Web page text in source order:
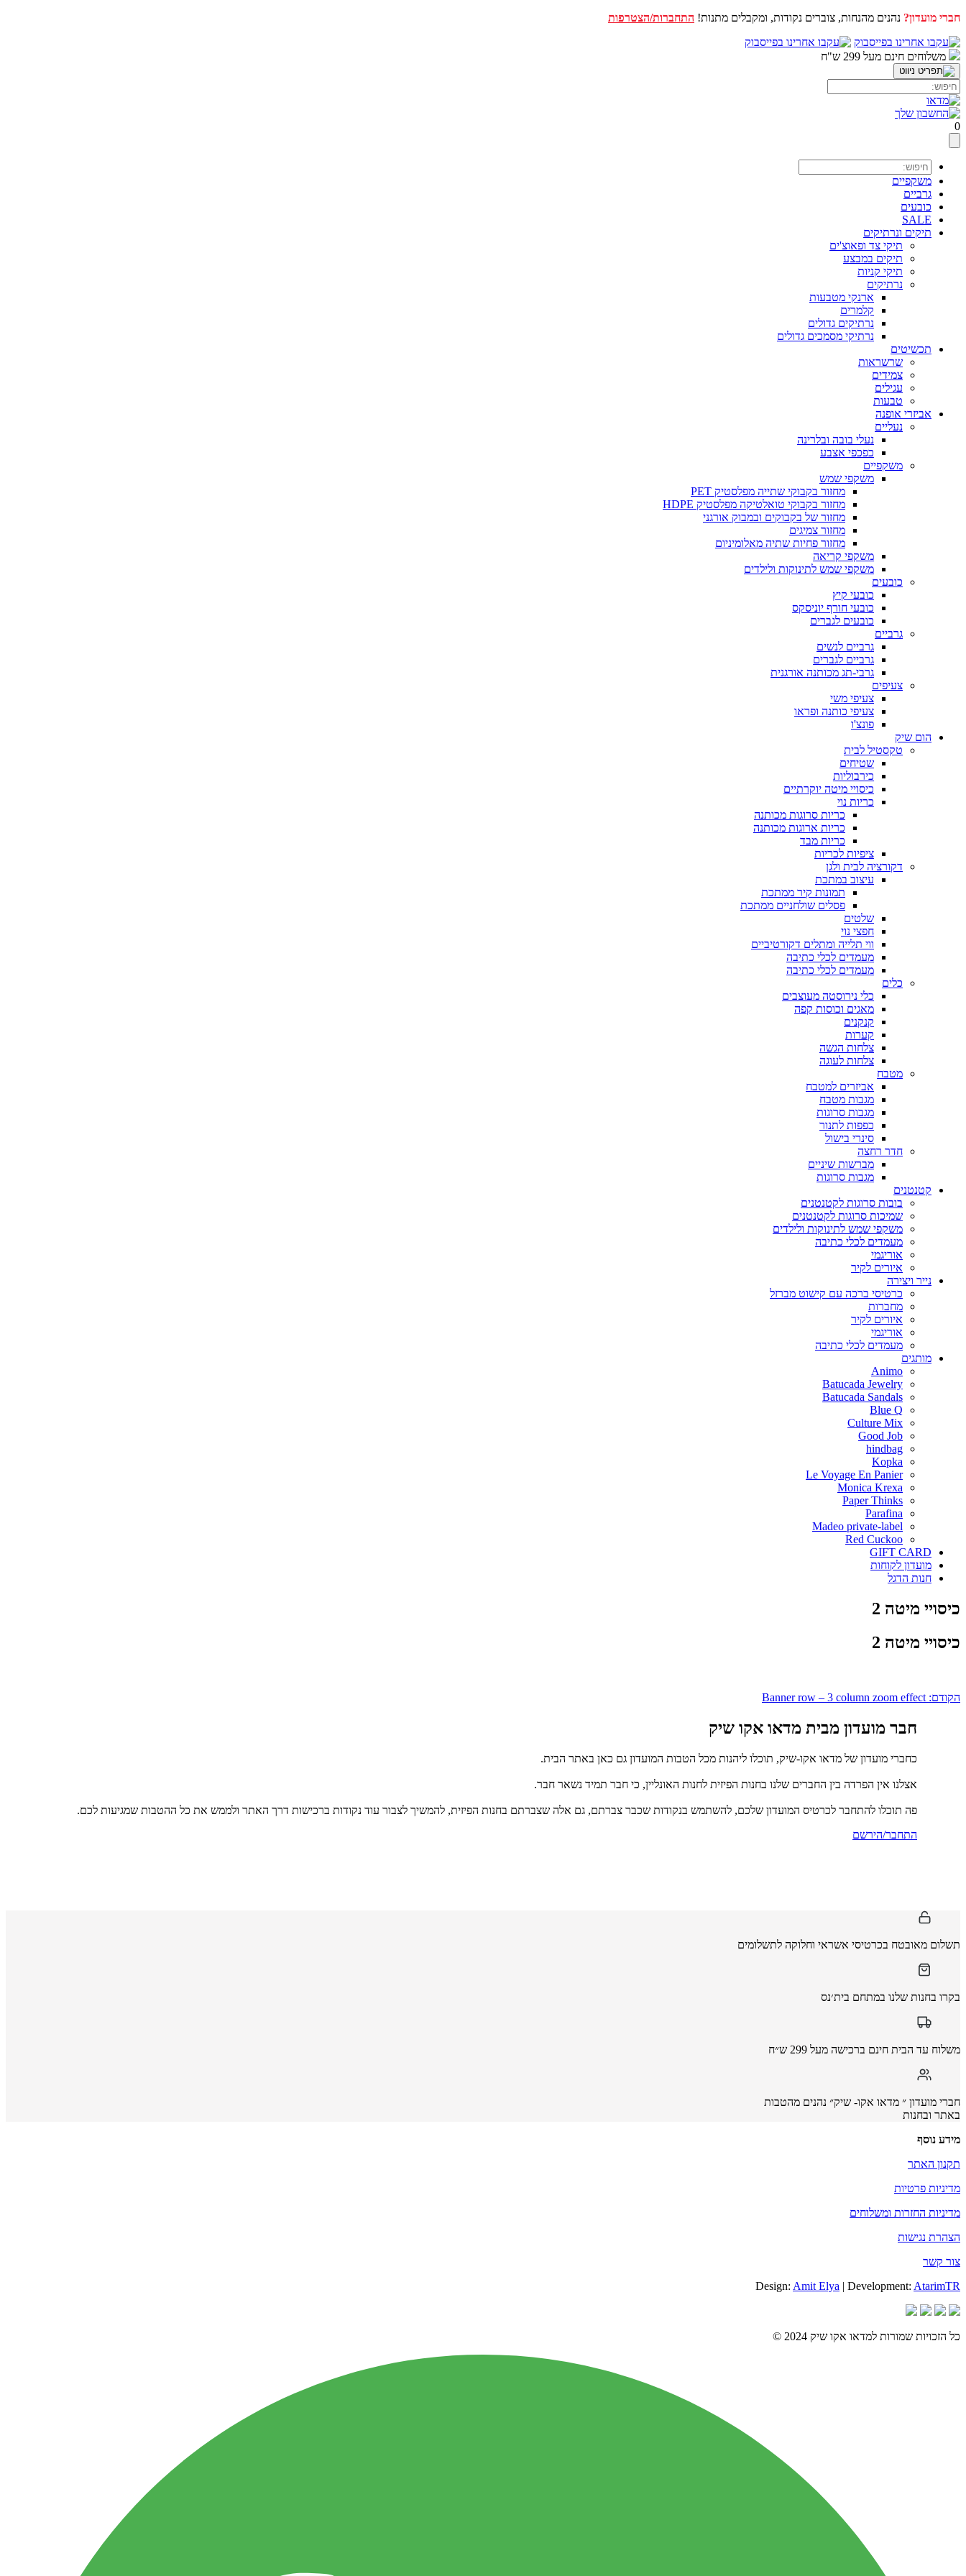
חברי מועדון? נהנים מהנחות, צוברים נקודות, ומקבלים מתנות! התחברות/הצטרפות
דלג
לתוכןמשלוחים חינם מעל 299 ש"ח
0
משקפיים
גרביים
כובעים
SALE
תיקים ונרתיקים
תיקי צד ופאוצ'ים
תיקים במבצע
תיקי קניות
נרתיקים
ארנקי מטבעות
קלמרים
נרתיקים גדולים
נרתיקי מסמכים גדולים
תכשיטים
שרשראות
צמידים
עגילים
טבעות
אביזרי אופנה
נעליים
נעלי בובה ובלרינה
כפכפי אצבע
משקפיים
משקפי שמש
מחזור בקבוקי שתייה מפלסטיק PET
מחזור בקבוקי טואלטיקה מפלסטיק HDPE
מחזור של בקבוקים ובמבוק אורגני
מחזור צמיגים
מחזור פחיות שתיה מאלומיניום
משקפי קריאה
משקפי שמש לתינוקות ולילדים
כובעים
כובעי קיץ
כובעי חורף יוניסקס
כובעים לגברים
גרביים
גרביים לנשים
גרביים לגברים
גרבי-תג מכותנה אורגנית
צעיפים
צעיפי משי
צעיפי כותנה ופראו
פונצ'ו
הום שיק
טקסטיל לבית
שטיחים
כירבוליות
כיסויי מיטה יוקרתיים
כריות נוי
כריות סרוגות מכותנה
כריות ארוגות מכותנה
כריות מבד
ציפיות לכריות
דקורציה לבית ולגן
עיצוב במתכת
תמונות קיר ממתכת
פסלים שולחניים ממתכת
שלטים
חפצי נוי
ווי תלייה ומתלים דקורטיביים
מעמדים לכלי כתיבה
מעמדים לכלי כתיבה
כלים
כלי נירוסטה מעוצבים
מאגים וכוסות קפה
קנקנים
קערות
צלחות הגשה
צלחות לעוגה
מטבח
אביזרים למטבח
מגבות מטבח
מגבות סרוגות
כפפות לתנור
סינרי בישול
חדר רחצה
מברשות שיניים
מגבות סרוגות
קטנטנים
בובות סרוגות לקטנטנים
שמיכות סרוגות לקטנטנים
משקפי שמש לתינוקות ולילדים
מעמדים לכלי כתיבה
אוריגמי
איורים לקיר
נייר ויצירה
כרטיסי ברכה עם קישוט מברזל
מחברות
איורים לקיר
אוריגמי
מעמדים לכלי כתיבה
מותגים
Animo
Batucada Jewelry
Batucada Sandals
Blue Q
Culture Mix
Good Job
hindbag
Kopka
Le Voyage En Panier
Monica Krexa
Paper Thinks
Parafina
Madeo private-label
Red Cuckoo
GIFT CARD
מועדון לקוחות
חנות הדגל
כיסויי מיטה 2
כיסויי מיטה 2
ניווט
הקודם: Banner row – 3 column zoom effect
חבר מועדון מבית מדאו אקו שיק
כחברי מועדון של מדאו אקו-שיק, תוכלו ליהנות מכל הטבות המועדון גם כאן באתר הבית.
אצלנו אין הפרדה בין החברים שלנו בחנות הפיזית לחנות האונליין, כי חבר תמיד נשאר חבר.
פה תוכלו להתחבר לכרטיס המועדון שלכם, להשתמש בנקודות שכבר צברתם, גם אלה שצברתם בחנות הפיזית, להמשיך לצבור עוד נקודות ברכישות דרך האתר ולממש את כל ההטבות שמגיעות לכם.
התחבר/הירשם
תשלום מאובטח בכרטיסי אשראי וחלוקה לתשלומים
בקרו בחנות שלנו במתחם בית׳נס
משלוח עד הבית חינם ברכישה מעל 299 ש״ח
חברי מועדון ״ מדאו אקו- שיק״ נהנים מהטבות
באתר ובחנות
מידע נוסף
תקנון האתר
מדיניות פרטיות
מדיניות החזרות ומשלוחים
הצהרת נגישות
צור קשר
Design: Amit Elya | Development: AtarimTR
כל הזכויות שמורות למדאו אקו שיק 2024 ©